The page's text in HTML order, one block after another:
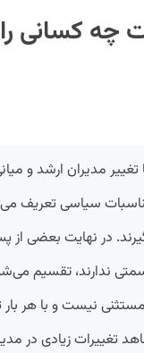
چه
تغییر مدیران ارشد و
سیاسی تعریف
در نهایت بعضی از
ندارند، تقسیم
نیست و با هر
تغییرات زیادی در